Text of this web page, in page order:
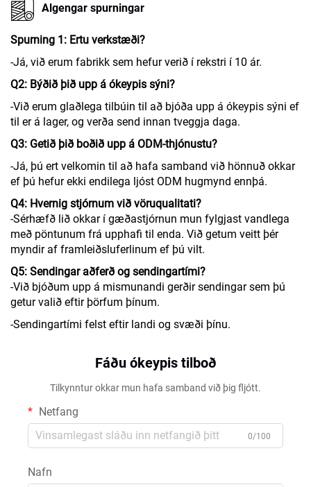
Algengar spurningar
Spurning 1: Ertu verkstæði?
-Já, við erum fabrikk sem hefur verið í rekstri í 10 ár.
Q2: Býðið þið upp á ókeypis sýni?
-Við erum glaðlega tilbúin til að bjóða upp á ókeypis sýni ef
til er á lager, og verða send innan tveggja daga.
Q3: Getið þið boðið upp á ODM-thjónustu?
-Já, þú ert velkomin til að hafa samband við hönnuð okkar
ef þú hefur ekki endilega ljóst ODM hugmynd ennþá.
Q4: Hvernig stjórnum við vöruqualitati?
-Sérhæfð lið okkar í gæðastjórnun mun fylgjast vandlega
með pöntunum frá upphafi til enda. Við getum veitt þér
myndir af framleiðsluferlinum ef þú vilt.
Q5: Sendingar aðferð og sendingartími?
-Við bjóðum upp á mismunandi gerðir sendingar sem þú
getur valið eftir þörfum þínum.
-Sendingartími felst eftir landi og svæði þínu.
Fáðu ókeypis tilboð
Tilkynntur okkar mun hafa samband við þig fljótt.
Netfang
0/100
Nafn